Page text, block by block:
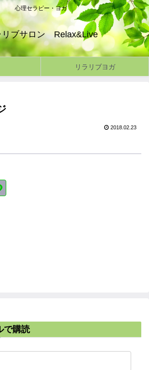
心理セラピー・ヨガ
リブサロン Relax&Live
リラリブヨガ
2018.02.23
で購読